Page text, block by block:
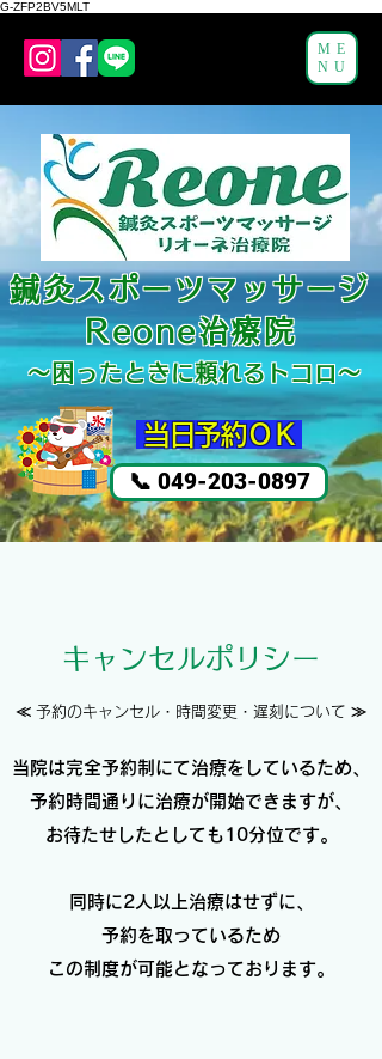
G-ZFP2BV5MLT
鍼灸スポーツマッサージ
Reone治療院
～困ったときに頼れるトコロ～
​ 当日予約ＯＫ
📞 049-203-0897
ME
NU
キャンセルポリシー
≪ 予約のキャンセル・時間変更・遅刻について ≫
当院は完全予約制 にて治療をしているため、
予約時間通りに治療が開始できますが、
お待たせしたとしても10分位です。
同時に2人以上治療はせずに、
予約を取っているため
この制度が可能となっております。